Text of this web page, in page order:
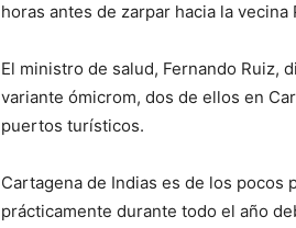
horas antes de zarpar hacia la vecina
El ministro de salud, Fernando Ruiz,
variante ómicrom, dos de ellos en
puertos turísticos.
Cartagena de Indias es de los pocos
prácticamente durante todo el año